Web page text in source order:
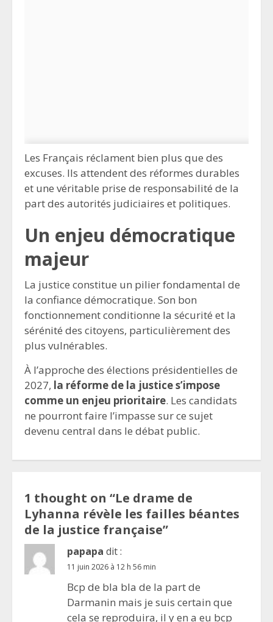
Les Français réclament bien plus que des
excuses. Ils attendent des réformes durables
et une véritable prise de responsabilité de la
part des autorités judiciaires et politiques.
Un enjeu démocratique
majeur
La justice constitue un pilier fondamental de
la confiance démocratique. Son bon
fonctionnement conditionne la sécurité et la
sérénité des citoyens, particulièrement des
plus vulnérables.
À l’approche des élections présidentielles de
2027, la réforme de la justice s’impose
comme un enjeu prioritaire. Les candidats
ne pourront faire l’impasse sur ce sujet
devenu central dans le débat public.
1 thought on “Le drame de
Lyhanna révèle les failles béantes
de la justice française”
papapa dit :
11 juin 2026 à 12 h 56 min
Bcp de bla bla de la part de
Darmanin mais je suis certain que
cela se reproduira, il y en a eu bcp